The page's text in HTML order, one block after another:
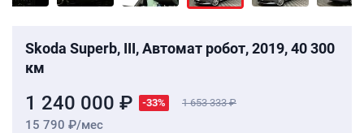
Skoda Superb, III, Автомат робот, 2019, 40 300
км
1 240 000 ₽ -33% 1 653 333
15 790 ₽/мес